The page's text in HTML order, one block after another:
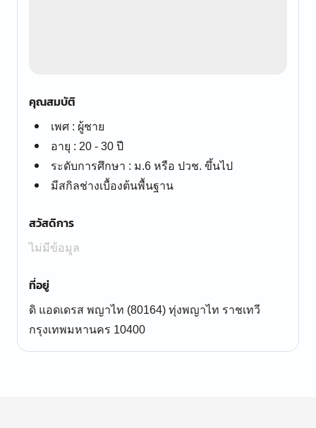
คุณสมบัติ
เพศ : ผู้ชาย
อายุ : 20 - 30 ปี
ระดับการศึกษา : ม.6 หรือ ปวช. ขึ้นไป
มีสกิลช่างเบื้องต้นพื้นฐาน
สวัสดิการ
ไม่มีข้อมูล
ที่อยู่
ดิ แอดเดรส พญาไท (80164) ทุ่งพญาไท ราชเทวี
กรุงเทพมหานคร 10400